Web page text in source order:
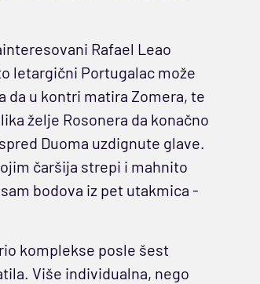
Rafael Leao
letargični Portugalac može
da u kontri matira Zomera, te
želje Rosonera da konačno
Duoma uzdignute glave.
čaršija strepi i mahnito
bodova iz pet utakmica -
komplekse posle šest
Više individualna, nego